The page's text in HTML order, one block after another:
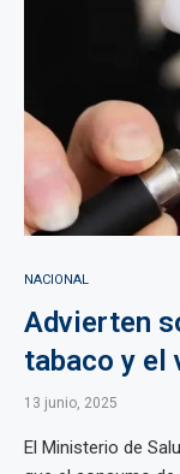
NACIONAL
Advierten
tabaco y el
13 junio, 2025
El Ministerio de